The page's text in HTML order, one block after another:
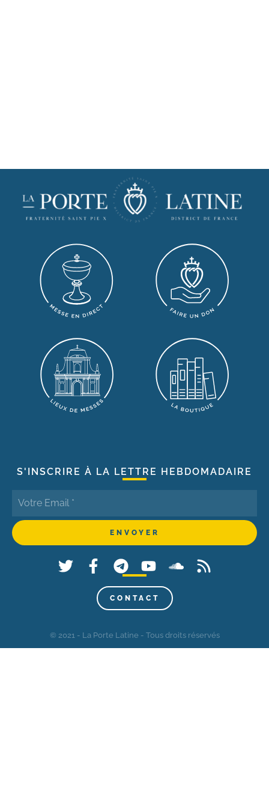
S'INSCRIRE À LA LETTRE HEBDOMADAIRE
CONTACT
© 2021 - La Porte Latine - Tous droits réservés